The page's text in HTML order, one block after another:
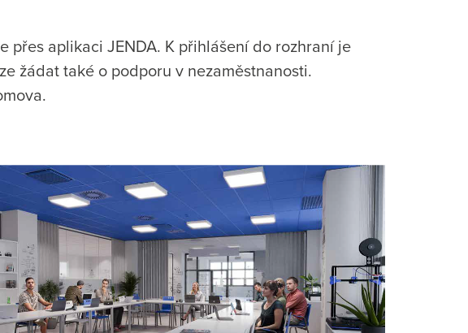
přes aplikaci JENDA. K přihlášení do rozhraní je
žádat také o podporu v nezaměstnanosti.